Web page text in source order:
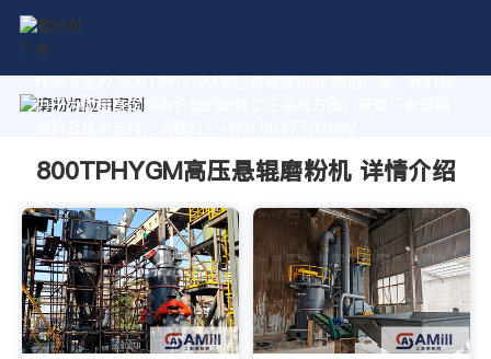
作为专业的 800TPHYGM高压悬辊磨粉机 制造厂家，我们致
力于为您量身定制高价值的粉体加工系统方案。获取厂家直销
800TPHYGM高压悬辊磨粉机 详情介绍